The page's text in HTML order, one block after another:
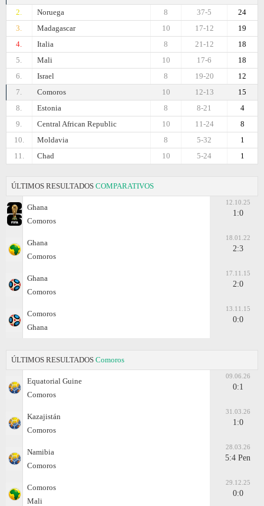
2.
Noruega 24
37-5
8
3.
Madagascar 19
17-12
10
4.
Italia 18
21-12
8
5.
Mali 18
17-6
10
6.
Israel 12
19-20
8
7.
Comoros 15
12-13
10
8.
Estonia 4
8-21
8
9.
Central African Republic 8
11-24
10
10.
Moldavia 1
5-32
8
11.
Chad 1
5-24
10
ÚLTIMOS RESULTADOS COMPARATIVOS
Ghana
Comoros
12.10.25
1:0
Ghana
Comoros
18.01.22
2:3
Ghana
Comoros
17.11.15
2:0
Comoros
Ghana
13.11.15
0:0
ÚLTIMOS RESULTADOS Comoros
Equatorial Guine
Comoros
09.06.26
0:1
Kazajistán
Comoros
31.03.26
1:0
Namibia
Comoros
28.03.26
5:4 Pen
Comoros
Mali
29.12.25
0:0